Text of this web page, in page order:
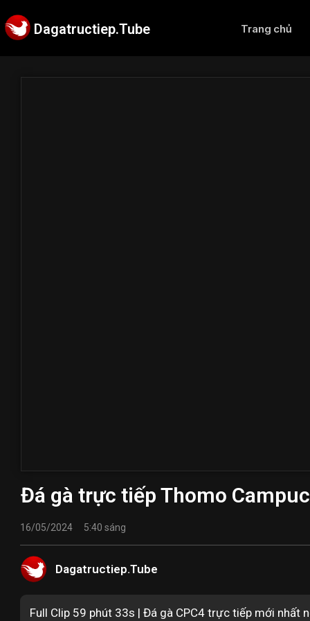
Dagatructiep.Tube Trang chủ
Đá gà trực tiếp Thomo
16/05/2024 5:40 sáng
Dagatructiep.Tube
Full Clip 59 phút 33s | Đá gà CPC4 trực tiếp mới nhất